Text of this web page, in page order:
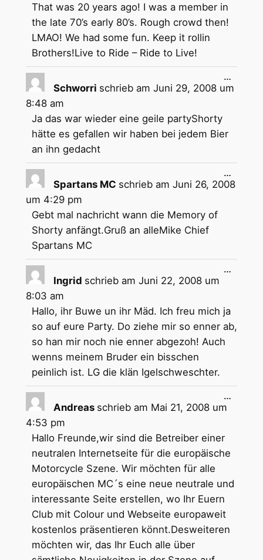
That was 20 years ago! I was a member in
the late 70’s early 80’s. Rough crowd then!
LMAO! We had some fun. Keep it rollin
Brothers!Live to Ride – Ride to Live!
Schworri schrieb am Juni 29, 2008 um
8:48 am
Ja das war wieder eine geile partyShorty
hätte es gefallen wir haben bei jedem Bier
an ihn gedacht
…
Metabox
ein-/
Spartans MC schrieb am Juni 26, 2008
um 4:29 pm
Gebt mal nachricht wann die Memory of
Shorty anfängt.Gruß an alleMike Chief
Spartans MC
…
Metabox
ein-/
Ingrid schrieb am Juni 22, 2008 um
8:03 am
Hallo, ihr Buwe un ihr Mäd. Ich freu mich ja
so auf eure Party. Do ziehe mir so enner ab,
so han mir noch nie enner abgezoh! Auch
wenns meinem Bruder ein bisschen
peinlich ist. LG die klän Igelschweschter.
…
Andreas schrieb am Mai 21, 2008 um
4:53 pm
Hallo Freunde,wir sind die Betreiber einer
neutralen Internetseite für die europäische
Motorcycle Szene. Wir möchten für alle
europäischen MC´s eine neue neutrale und
interessante Seite erstellen, wo Ihr Euern
Club mit Colour und Webseite europaweit
kostenlos präsentieren könnt.Desweiteren
möchten wir, das Ihr Euch alle über
…